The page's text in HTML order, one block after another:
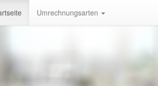
Umrechnungsarten